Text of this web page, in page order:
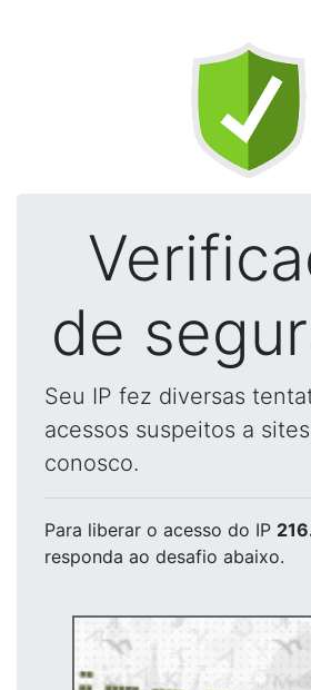
de
Seu IP fez diversas
acessos suspeitos a
conosco.
Para liberar o acesso do IP
responda ao desafio abaixo.